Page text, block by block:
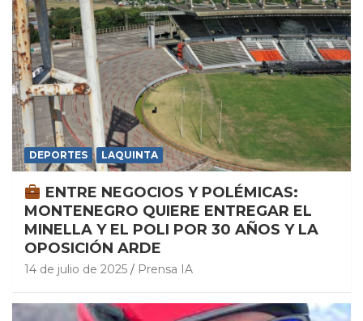
DEPORTES LAQUINTA
ENTRE NEGOCIOS Y POLÉMICAS:
MONTENEGRO QUIERE ENTREGAR EL
MINELLA Y EL POLI POR 30 AÑOS Y LA
OPOSICIÓN ARDE
14 de julio de 2025 Prensa IA